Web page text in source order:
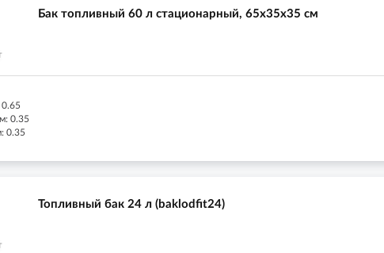
Бак топливный 60 л стационарный, 65х35х35 см
0.65
0.35
0.35
Топливный бак 24 л (baklodfit24)